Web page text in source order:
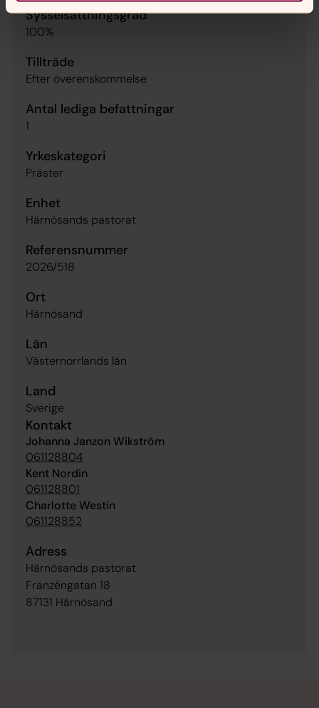
Sysselsättningsgrad
100%
Tillträde
Efter överenskommelse
Antal lediga befattningar
1
Yrkeskategori
Präster
Enhet
Härnösands pastorat
Referensnummer
2026/518
Ort
Härnösand
Län
Västernorrlands län
Land
Sverige
Kontakt
Johanna Janzon Wikström
061128804
Kent Nordin
061128801
Charlotte Westin
061128852
Adress
Härnösands pastorat
Franzéngatan 18
87131 Härnösand